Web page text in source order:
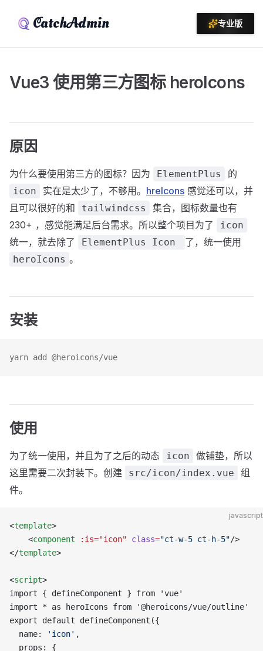
CatchAdmin 专业版
Vue3 使用第三方图标 heroIcons
原因
为什么要使用第三方的图标？因为 ElementPlus 的
icon 实在是太少了，不够用。 hreIcons 感觉还可以，并
且可以很好的和
tailwindcss
集合，图标数量也有
230+ ，感觉能满足后台需求。所以整个项目为了
icon
统一，就去除了 ElementPlus Icon 了，统一使用
heroIcons 。
安装
yarn add @heroicons/vue
使用
为了统一使用，并且为了之后的动态 icon
做铺垫，所以
这里需要二次封装下。创建
src/icon/index.vue
组
件。
javascript
<template>
    <
component :is="icon" class="ct-w-5 ct-h-5"/>
</template>
<script>
import { defineComponent } from 'vue'
import * as heroIcons from '@heroicons/vue/outline'
export default defineComponent({
  name:
'icon' ,
  props: {